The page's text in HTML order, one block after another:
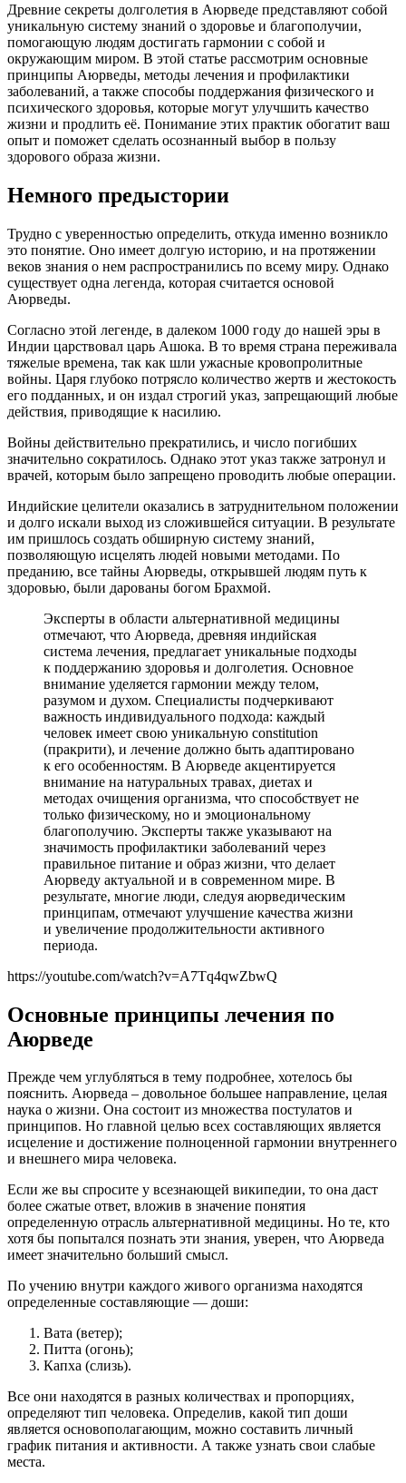
Древние секреты долголетия в Аюрведе представляют собой
уникальную систему знаний о здоровье и благополучии,
помогающую людям достигать гармонии с собой и
окружающим миром. В этой статье рассмотрим основные
принципы Аюрведы, методы лечения и профилактики
заболеваний, а также способы поддержания физического и
психического здоровья, которые могут улучшить качество
жизни и продлить её. Понимание этих практик обогатит ваш
опыт и поможет сделать осознанный выбор в пользу
здорового образа жизни.
Немного предыстории
Трудно с уверенностью определить, откуда именно возникло
это понятие. Оно имеет долгую историю, и на протяжении
веков знания о нем распространились по всему миру. Однако
существует одна легенда, которая считается основой
Аюрведы.
Согласно этой легенде, в далеком 1000 году до нашей эры в
Индии царствовал царь Ашока. В то время страна переживала
тяжелые времена, так как шли ужасные кровопролитные
войны. Царя глубоко потрясло количество жертв и жестокость
его подданных, и он издал строгий указ, запрещающий любые
действия, приводящие к насилию.
Войны действительно прекратились, и число погибших
значительно сократилось. Однако этот указ также затронул и
врачей, которым было запрещено проводить любые операции.
Индийские целители оказались в затруднительном положении
и долго искали выход из сложившейся ситуации. В результате
им пришлось создать обширную систему знаний,
позволяющую исцелять людей новыми методами. По
преданию, все тайны Аюрведы, открывшей людям путь к
здоровью, были дарованы богом Брахмой.
Эксперты в области альтернативной медицины
отмечают, что Аюрведа, древняя индийская
система лечения, предлагает уникальные подходы
к поддержанию здоровья и долголетия. Основное
внимание уделяется гармонии между телом,
разумом и духом. Специалисты подчеркивают
важность индивидуального подхода: каждый
человек имеет свою уникальную constitution
(пракрити), и лечение должно быть адаптировано
к его особенностям. В Аюрведе акцентируется
внимание на натуральных травах, диетах и
методах очищения организма, что способствует не
только физическому, но и эмоциональному
благополучию. Эксперты также указывают на
значимость профилактики заболеваний через
правильное питание и образ жизни, что делает
Аюрведу актуальной и в современном мире. В
результате, многие люди, следуя аюрведическим
принципам, отмечают улучшение качества жизни
и увеличение продолжительности активного
периода.
https://youtube.com/watch?v=A7Tq4qwZbwQ
Основные принципы лечения по
Аюрведе
Прежде чем углубляться в тему подробнее, хотелось бы
пояснить. Аюрведа – довольное большее направление, целая
наука о жизни. Она состоит из множества постулатов и
принципов. Но главной целью всех составляющих является
исцеление и достижение полноценной гармонии внутреннего
и внешнего мира человека.
Если же вы спросите у всезнающей википедии, то она даст
более сжатые ответ, вложив в значение понятия
определенную отрасль альтернативной медицины. Но те, кто
хотя бы попытался познать эти знания, уверен, что Аюрведа
имеет значительно больший смысл.
По учению внутри каждого живого организма находятся
определенные составляющие — доши:
Вата (ветер);
Питта (огонь);
Капха (слизь).
Все они находятся в разных количествах и пропорциях,
определяют тип человека. Определив, какой тип доши
является основополагающим, можно составить личный
график питания и активности. А также узнать свои слабые
места.